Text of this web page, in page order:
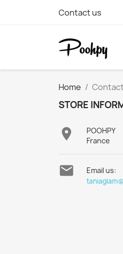
Contact us
Home
STORE

POOHPY
France
 Email us: